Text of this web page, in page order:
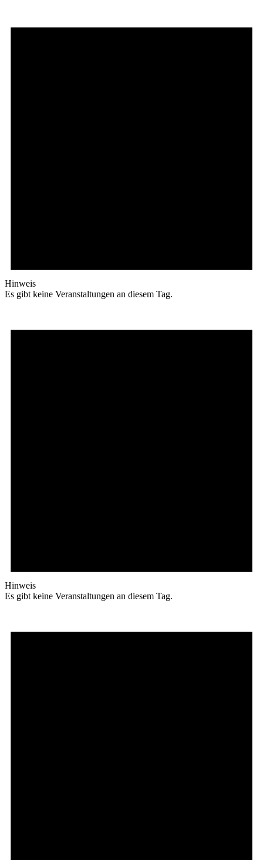
Hinweis
Es gibt keine Veranstaltungen an diesem Tag.
Hinweis
Es gibt keine Veranstaltungen an diesem Tag.